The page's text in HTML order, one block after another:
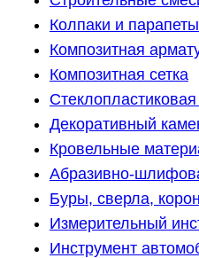
Колпаки и парапеты
Композитная
Композитная сетка
Декоративный
Кровельные
Абразивно-
Буры, сверла,
Измерительный
Инструмент